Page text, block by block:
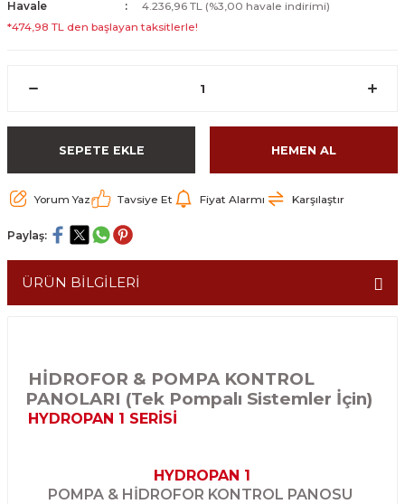
Havale
4.236,96 TL (%3,00 havale indirimi)
*474,98 TL den başlayan taksitlerle!
SEPETE EKLE HEMEN AL
Yorum Yaz Tavsiye Et Fiyat Alarmı Karşılaştır
Paylaş:
ÜRÜN BİLGİLERİ
HİDROFOR & POMPA KONTROL
PANOLARI (Tek Pompalı Sistemler İçin)
HYDROPAN 1 SERİSİ
HYDROPAN 1
POMPA & HİDROFOR KONTROL PANOSU